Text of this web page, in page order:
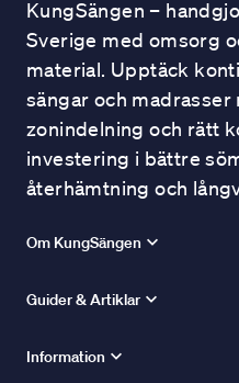
KungSängen –
Sverige med omsorg
material. Upptäck
sängar och
zonindelning och rätt
investering i bättre
återhämtning och
Om KungSängen
Guider & Artiklar
Information